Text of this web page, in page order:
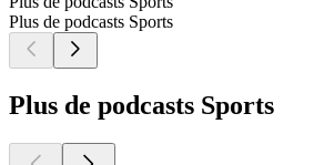
Plus de podcasts Sports
Plus de podcasts Sports